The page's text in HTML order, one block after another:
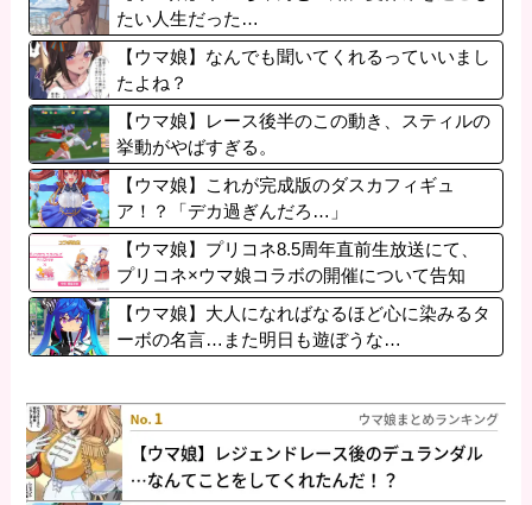
たい人生だった…
【ウマ娘】なんでも聞いてくれるっていいまし
たよね？
【ウマ娘】レース後半のこの動き、スティルの
挙動がやばすぎる。
【ウマ娘】これが完成版のダスカフィギュ
ア！？「デカ過ぎんだろ…」
【ウマ娘】プリコネ8.5周年直前生放送にて、
プリコネ×ウマ娘コラボの開催について告知
が！？今秋予定で詳細については後日発表との
こと。※動画リンク有
【ウマ娘】大人になればなるほど心に染みるタ
ーボの名言…また明日も遊ぼうな…